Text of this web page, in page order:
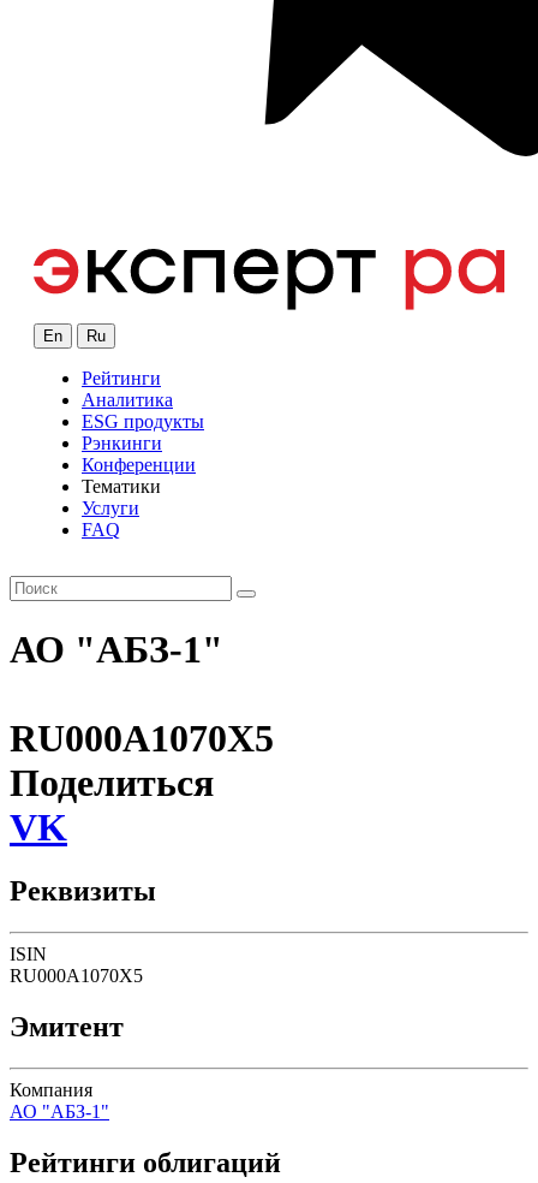
En Ru
Рейтинги
Аналитика
ESG продукты
Рэнкинги
Конференции
Тематики
Услуги
FAQ
АО "АБЗ-1"
RU000A1070X5
Поделиться
VK
Реквизиты
ISIN
RU000A1070X5
Эмитент
Компания
АО "АБЗ-1"
Рейтинги облигаций